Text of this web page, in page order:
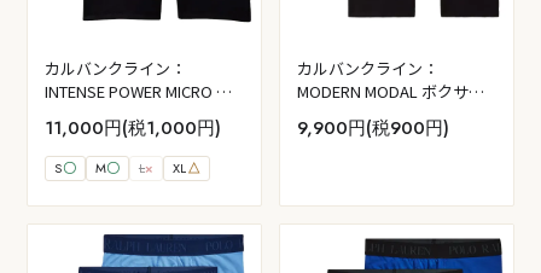
カルバンクライン：
INTENSE POWER MICRO ボ
クサーブリーフ 3PK (ブラッ
ク W：ブラック／タービュ
ランス／バーミリオンブラ
ウン)
11,000円(税1,000円)
S〇 M〇 L× XL△
カルバンクライン：
MODERN MODAL ボクサー
ブリーフ 3PK (ブラック)
9,900円(税900円)